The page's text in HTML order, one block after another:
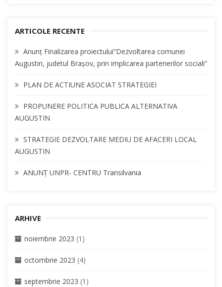
c
f
o
:
ARTICOLE RECENTE
Anunț Finalizarea proiectului”Dezvoltarea comunei
Augustin, judetul Brașov, prin implicarea partenerilor sociali”
PLAN DE ACTIUNE ASOCIAT STRATEGIEI
PROPUNERE POLITICA PUBLICA ALTERNATIVA
AUGUSTIN
STRATEGIE DEZVOLTARE MEDIU DE AFACERI LOCAL
AUGUSTIN
ANUNȚ UNPR- CENTRU Transilvania
ARHIVE
noiembrie 2023 (1)
octombrie 2023 (4)
septembrie 2023 (1)